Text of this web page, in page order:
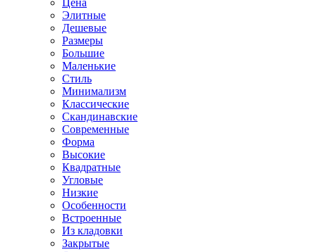
Цена
Элитные
Дешевые
Размеры
Большие
Маленькие
Стиль
Минимализм
Классические
Скандинавские
Современные
Форма
Высокие
Квадратные
Угловые
Низкие
Особенности
Встроенные
Из кладовки
Закрытые